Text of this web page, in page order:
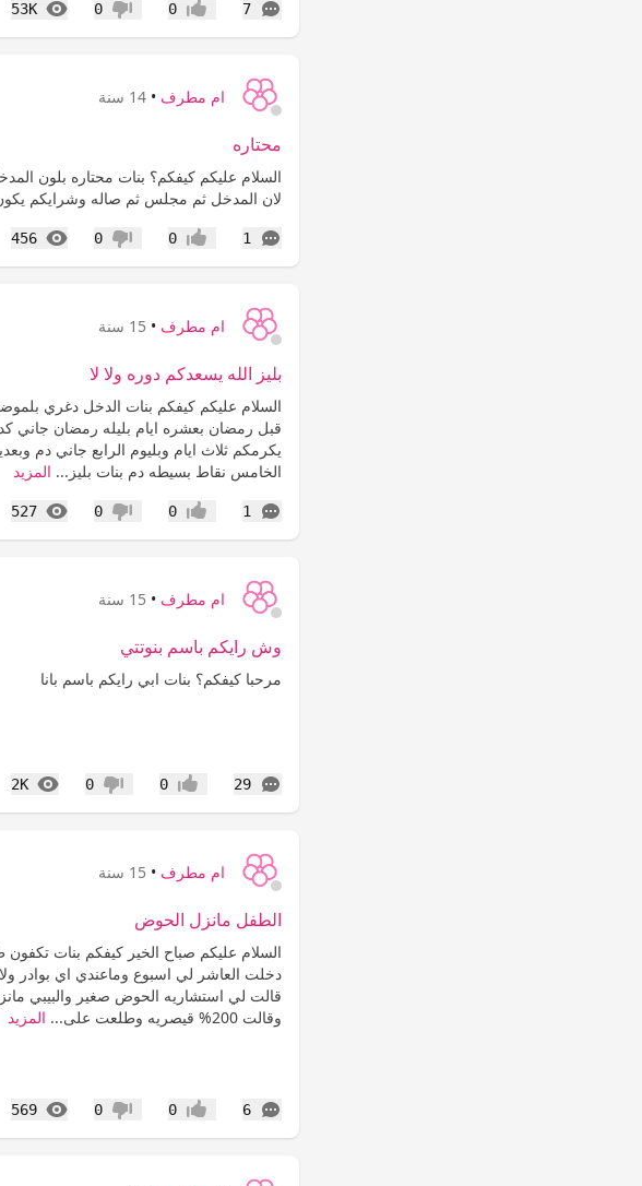
7
التعليقات إعجاب0 عدم إعجاب
0
53K
المشاهدات
ام مطرف • 14 سنة
محتاره
السلام عليكم كيفكم؟ بنات محتاره بلون
لان المدخل ثم مجلس ثم صاله وشرايكم
1
التعليقات إعجاب0 عدم إعجاب
0
456
المشاهدات
ام مطرف • 15 سنة
بليز الله يسعدكم دوره ولا لا
السلام عليكم كيفكم بنات الدخل دغري
قبل رمضان بعشره ايام بليله رمضان جاني
يكرمكم ثلاث ايام وبليوم الرابع جاني دم
الخامس نقاط بسيطه دم بنات بليز... المزيد
1
التعليقات إعجاب0 عدم إعجاب
0
527
المشاهدات
ام مطرف • 15 سنة
وش رايكم باسم بنوتتي
مرحبا كيفكم؟ بنات ابي رايكم باسم بانا
29
التعليقات إعجاب0 عدم إعجاب
0
2K
ام مطرف • 15 سنة
الطفل مانزل الحوض
السلام عليكم صباح الخير كيفكم بنات
دخلت العاشر لي اسبوع وماعندي اي بوادر
قالت لي استشاريه الحوض صغير والبيبي
وقالت 200% قيصريه وطلعت على...
المزيد
6
التعليقات إعجاب0 عدم إعجاب
0
569
المشاهدات